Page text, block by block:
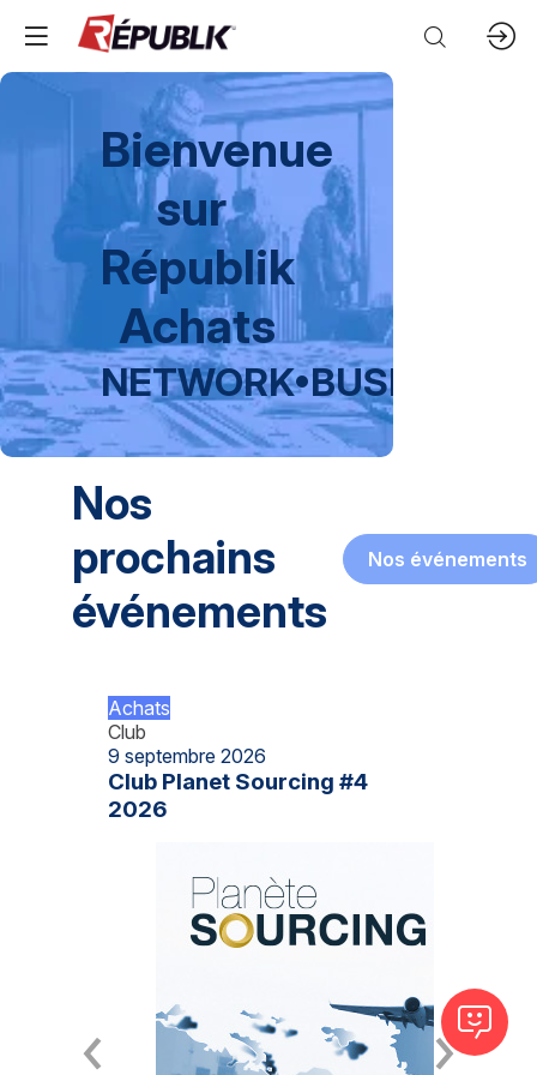
Bienvenue
sur
Républik
Achats
NETWORK•BUSINESS
Nos
prochains
événements
Nos événements
Achats
Club
9 septembre 2026
Club Planet Sourcing #4
2026